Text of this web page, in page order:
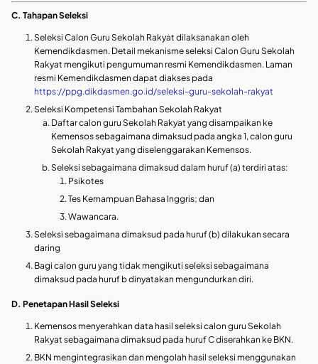
C. Tahapan Seleksi
Seleksi Calon Guru Sekolah Rakyat dilaksanakan oleh
Kemendikdasmen. Detail mekanisme seleksi Calon Guru Sekolah
Rakyat mengikuti pengumuman resmi Kemendikdasmen. Laman
resmi Kemendikdasmen dapat diakses pada
https://ppg.dikdasmen.go.id/seleksi-guru-sekolah-rakyat
Seleksi Kompetensi Tambahan Sekolah Rakyat
Daftar calon guru Sekolah Rakyat yang disampaikan ke
Kemensos sebagaimana dimaksud pada angka 1, calon guru
Sekolah Rakyat yang diselenggarakan Kemensos.
Seleksi sebagaimana dimaksud dalam huruf (a) terdiri atas:
Psikotes
Tes Kemampuan Bahasa Inggris; dan
Wawancara.
Seleksi sebagaimana dimaksud pada huruf (b) dilakukan secara
daring
Bagi calon guru yang tidak mengikuti seleksi sebagaimana
dimaksud pada huruf b dinyatakan mengundurkan diri.
D. Penetapan Hasil Seleksi
Kemensos menyerahkan data hasil seleksi calon guru Sekolah
Rakyat sebagaimana dimaksud pada huruf C diserahkan ke BKN.
BKN mengintegrasikan dan mengolah hasil seleksi menggunakan